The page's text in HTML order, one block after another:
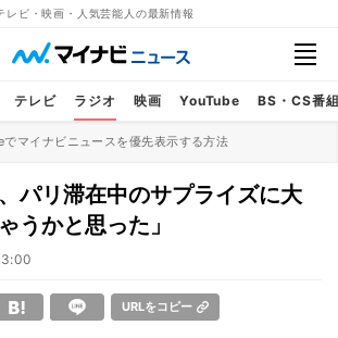
レビ・映画・人気芸能人の最新情報
テレビ ラジオ 映画 YouTube BS・CS番
マイナビニュースを優先表示する方法
パリ滞在中のサプライズに大
うかと思った」
URLをコピー